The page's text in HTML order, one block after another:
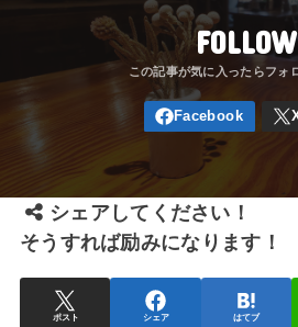
FOLLOW
シェアしてください！
そうすれば励みになります！
ポスト シェア はてブ